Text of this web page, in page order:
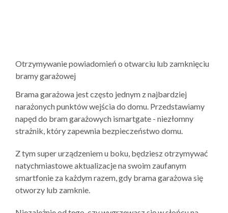
Otrzymywanie powiadomień o otwarciu lub zamknięciu
bramy garażowej
Brama garażowa jest często jednym z najbardziej
narażonych punktów wejścia do domu. Przedstawiamy
napęd do bram garażowych ismartgate - niezłomny
strażnik, który zapewnia bezpieczeństwo domu.
Z tym super urządzeniem u boku, będziesz otrzymywać
natychmiastowe aktualizacje na swoim zaufanym
smartfonie za każdym razem, gdy brama garażowa się
otworzy lub zamknie.